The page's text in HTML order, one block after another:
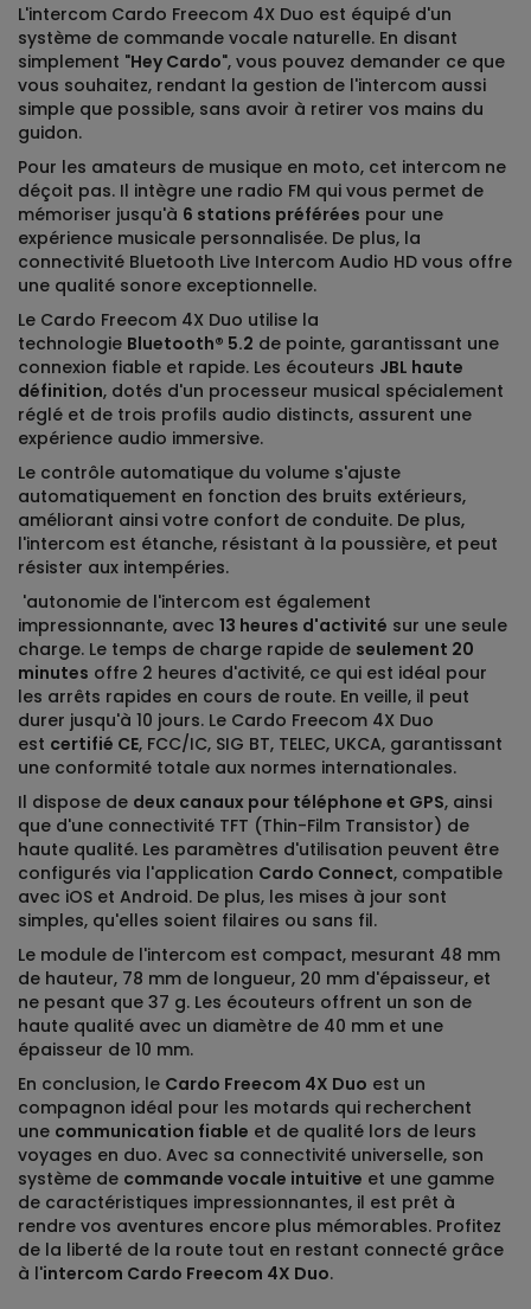
L'intercom Cardo Freecom 4X Duo est équipé d'un
système de commande vocale naturelle. En disant
simplement "Hey Cardo", vous pouvez demander ce que
vous souhaitez, rendant la gestion de l'intercom aussi
simple que possible, sans avoir à retirer vos mains du
guidon.
Pour les amateurs de musique en moto, cet intercom ne
déçoit pas. Il intègre une radio FM qui vous permet de
mémoriser jusqu'à 6 stations préférées pour une
expérience musicale personnalisée. De plus, la
connectivité Bluetooth Live Intercom Audio HD vous offre
une qualité sonore exceptionnelle.
Le Cardo Freecom 4X Duo utilise la
technologie Bluetooth® 5.2 de pointe, garantissant une
connexion fiable et rapide. Les écouteurs JBL haute
définition, dotés d'un processeur musical spécialement
réglé et de trois profils audio distincts, assurent une
expérience audio immersive.
Le contrôle automatique du volume s'ajuste
automatiquement en fonction des bruits extérieurs,
améliorant ainsi votre confort de conduite. De plus,
l'intercom est étanche, résistant à la poussière, et peut
résister aux intempéries.
'autonomie de l'intercom est également
impressionnante, avec 13 heures d'activité sur une seule
charge. Le temps de charge rapide de seulement 20
minutes offre 2 heures d'activité, ce qui est idéal pour
les arrêts rapides en cours de route. En veille, il peut
durer jusqu'à 10 jours. Le Cardo Freecom 4X Duo
est certifié CE, FCC/IC, SIG BT, TELEC, UKCA, garantissant
une conformité totale aux normes internationales.
Il dispose de deux canaux pour téléphone et GPS, ainsi
que d'une connectivité TFT (Thin-Film Transistor) de
haute qualité. Les paramètres d'utilisation peuvent être
configurés via l'application Cardo Connect, compatible
avec iOS et Android. De plus, les mises à jour sont
simples, qu'elles soient filaires ou sans fil.
Le module de l'intercom est compact, mesurant 48 mm
de hauteur, 78 mm de longueur, 20 mm d'épaisseur, et
ne pesant que 37 g. Les écouteurs offrent un son de
haute qualité avec un diamètre de 40 mm et une
épaisseur de 10 mm.
En conclusion, le Cardo Freecom 4X Duo est un
compagnon idéal pour les motards qui recherchent
une communication fiable et de qualité lors de leurs
voyages en duo. Avec sa connectivité universelle, son
système de commande vocale intuitive et une gamme
de caractéristiques impressionnantes, il est prêt à
rendre vos aventures encore plus mémorables. Profitez
de la liberté de la route tout en restant connecté grâce
à l'intercom Cardo Freecom 4X Duo.